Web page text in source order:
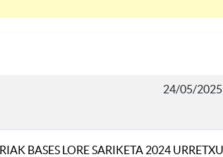
24/05/
BASES LORE SARIKETA 2024